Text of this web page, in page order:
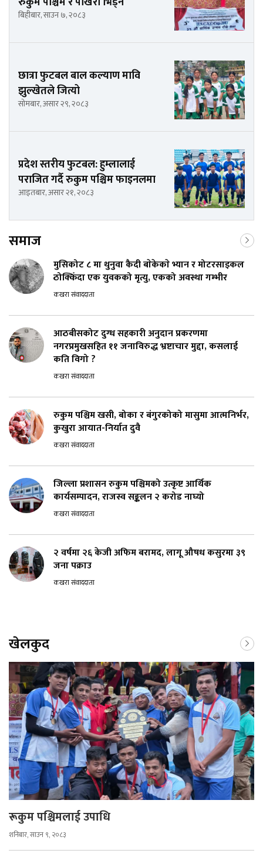
बिहीबार, साउन ७, २०८३
छात्रा फुटबल बाल कल्याण मावि
झुल्खेतले जित्यो
सोमबार, असार २९, २०८३
प्रदेश स्तरीय फुटबल: हुम्लालाई
पराजित गर्दै रुकुम पश्चिम फाइनलमा
आइतबार, असार २१, २०८३
समाज
मुसिकोट ८ मा थुनुवा कैदी बाेकेकाे भ्यान र मोटरसाइकल
ठोक्किँदा एक युवकको मृत्यु, एकको अवस्था गम्भीर
कखरा संवाददाता
आठबीसकोट दुग्ध सहकारी अनुदान प्रकरणमा
नगरप्रमुखसहित ११ जनाविरुद्ध भ्रष्टाचार मुद्दा, कसलाई
कति विगो ?
कखरा संवाददाता
रुकुम पश्चिम खसी, बोका र बंगुरकोको मासुमा आत्मनिर्भर,
कुखुरा आयात-निर्यात दुवै
कखरा संवाददाता
जिल्ला प्रशासन रुकुम पश्चिमको उत्कृष्ट आर्थिक
कार्यसम्पादन, राजस्व सङ्कलन २ करोड नाघ्यो
कखरा संवाददाता
२ वर्षमा २६ केजी अफिम बरामद, लागू औषध कसुरमा ३९
जना पक्राउ
कखरा संवाददाता
खेलकुद
रूकुम पश्चिमलाई उपाधि
शनिबार, साउन ९, २०८३